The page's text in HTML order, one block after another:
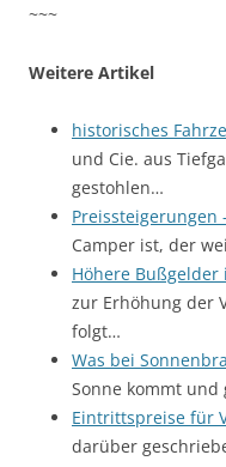
~~~
Weitere Artikel
historisches
und Cie. aus
gestohlen…
Preissteigerungen
Camper ist, der
Höhere
zur Erhöhung der
folgt…
Was bei
Sonne kommt
Eintrittspreise für
darüber